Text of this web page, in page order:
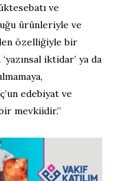
ve
ürünleriyle ve
özelliğiyle bir
iktidar’ ya da
edebiyat ve
mevkiidir.”